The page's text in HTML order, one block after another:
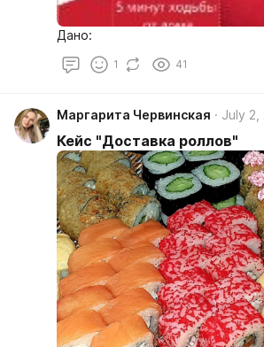
Дано:
1 41
Маргарита Червинская July 2,
Кейс "Доставка роллов"